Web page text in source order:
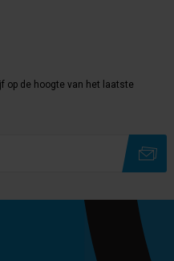
op de hoogte van het laatste